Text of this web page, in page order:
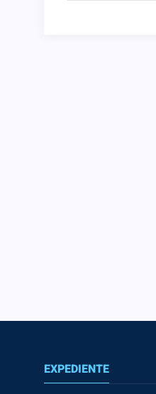
EXPEDIENTE